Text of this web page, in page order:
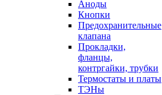
Аноды
Кнопки
Предохранительные
клапана
Прокладки,
фланцы,
контргайки, трубки
Термостаты и платы
ТЭНы